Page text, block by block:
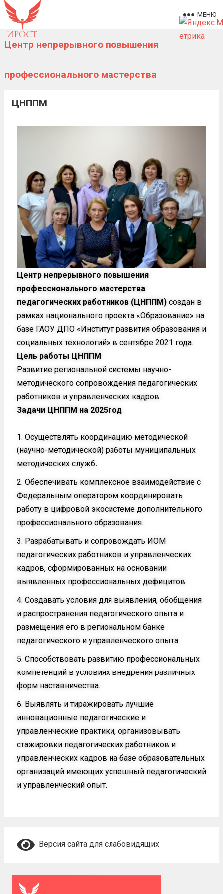
Центр непрерывного повышения
профессионального мастерства
МЕНЮ
ЦНППМ
Центр непрерывного повышения
профессионального мастерства
педагогических работников (ЦНППМ)создан в
рамках национального проекта «Образование» на
базе ГАОУ ДПО «Институт развития образования и
социальных технологий» в сентябре 2021 года.
Цель работы ЦНППМ
Развитие региональной системы научно-
методического сопровождения педагогических
работников и управленческих кадров.
Задачи ЦНППМ на 2025год
Осуществлять координацию методической
(научно-методической) работы муниципальных
методических служб.
Обеспечивать комплексное взаимодействие с
Федеральным оператором координировать
работу в цифровой экосистеме дополнительного
профессионального образования.
Разрабатывать и сопровождать ИОМ
педагогических работников и управленческих
кадров, сформированных на основании
выявленных профессиональных дефицитов.
Создавать условия для выявления, обобщения
и распространения педагогического опыта и
размещения его в региональном банке
педагогического и управленческого опыта.
Способствовать развитию профессиональных
компетенций в условиях внедрения различных
форм наставничества.
Выявлять и тиражировать лучшие
инновационные педагогические и
управленческие практики, организовывать
стажировки педагогических работников и
управленческих кадров на базе образовательных
организаций имеющих успешный педагогический
и управленческий опыт.
Версия сайта для слабовидящих